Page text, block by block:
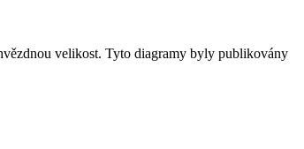
velikost. Tyto diagramy byly publikovány